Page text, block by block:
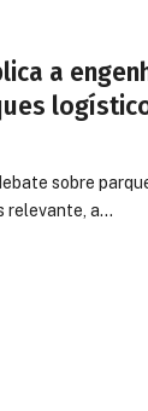
a
sobre
relevante, a…